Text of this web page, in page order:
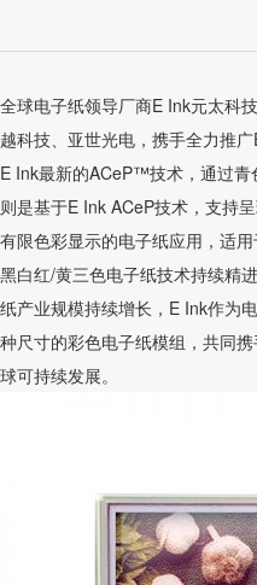
全球电子纸领导厂商E Ink元太科
越科技、亚世光电，携手全力推
E Ink最新的ACeP™技术，通过青
则是基于E Ink ACeP技术，支持
有限色彩显示的电子纸应用，适
黑白红/黄三色电子纸技术持续精
纸产业规模持续增长，E Ink作为
种尺寸的彩色电子纸模组，共同
球可持续发展。